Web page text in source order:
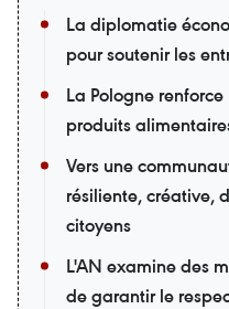
La diplomatie
pour soutenir les
La Pologne
produits
Vers une
résiliente, créative,
citoyens
L'AN examine des
de garantir le